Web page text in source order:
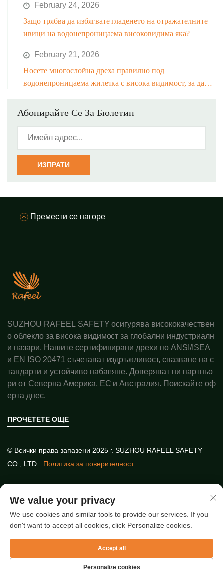
February 24, 2026
Защо трябва да избягвате гладенето на отражателните
ивици на водонепроницаема високовидима яка?
February 21, 2026
Носете многослойна дреха правилно под
водонепроницаема жилетка с висока видимост, за да
Абонирайте Се За Бюлетин
ИЗПРАТИ
Премести се нагоре
SUZHOU RAFEEL SAFETY осигурява висококачествен
о облекло за висока видимост за глобални индустриалн
и пазари. Нашите сертифицирани дрехи по ANSI/ISEA
и EN ISO 20471 съчетават издръжливост, спазване на с
тандарти и устойчиво набавяне. Доверяват ни партньо
ри от Северна Америка, ЕС и Австралия. Поискайте оф
ерта днес.
ПРОЧЕТЕТЕ ОЩЕ
© Всички права запазени 2025 г. SUZHOU RAFEEL SAFETY
CO., LTD.
Политика за поверителност
Най-нови статии
We value your privacy
We use cookies and similar tools to provide our services. If you
don't want to accept all cookies, click Personalize cookies.
Personalize cookies
Accept all